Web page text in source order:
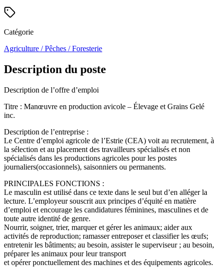
Catégorie
Agriculture / Pêches / Foresterie
Description du poste
Description de l’offre d’emploi
Titre : Manœuvre en production avicole – Élevage et Grains Gelé
inc.
Description de l’entreprise :
Le Centre d’emploi agricole de l’Estrie (CEA) voit au recrutement, à
la sélection et au placement des travailleurs spécialisés et non
spécialisés dans les productions agricoles pour les postes
journaliers(occasionnels), saisonniers ou permanents.
PRINCIPALES FONCTIONS :
Le masculin est utilisé dans ce texte dans le seul but d’en alléger la
lecture. L’employeur souscrit aux principes d’équité en matière
d’emploi et encourage les candidatures féminines, masculines et de
toute autre identité de genre.
Nourrir, soigner, trier, marquer et gérer les animaux; aider aux
activités de reproduction; ramasser entreposer et classifier les œufs;
entretenir les bâtiments; au besoin, assister le superviseur ; au besoin,
préparer les animaux pour leur transport
et opérer ponctuellement des machines et des équipements agricoles.